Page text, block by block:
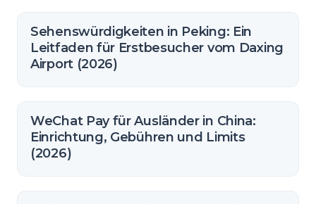
Sehenswürdigkeiten in Peking: Ein
Leitfaden für Erstbesucher vom Daxing
Airport (2026)
WeChat Pay für Ausländer in China:
Einrichtung, Gebühren und Limits
(2026)